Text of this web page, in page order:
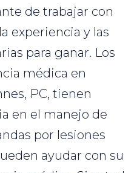
de trabajar con
experiencia y las
para ganar. Los
médica en
PC, tienen
en el manejo de
por lesiones
ayudar con su